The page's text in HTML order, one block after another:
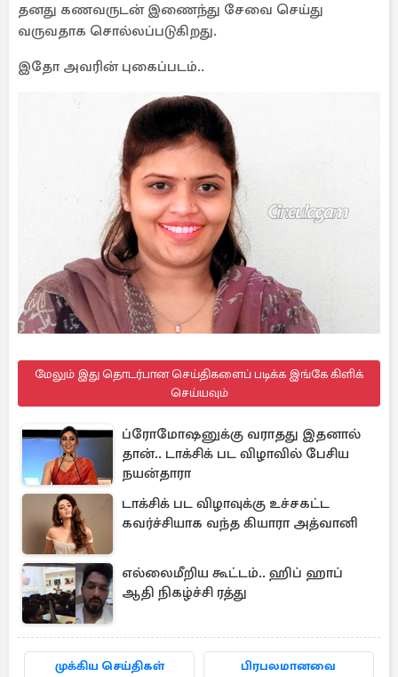
தனது கணவருடன் இணைந்து சேவை செய்து
வருவதாக சொல்லப்படுகிறது.
இதோ அவரின் புகைப்படம்..
மேலும் இது தொடர்பான செய்திகளைப் படிக்க இங்கே கிளிக்
செய்யவும்
ப்ரோமோஷனுக்கு வராதது இதனால்
தான்.. டாக்சிக் பட விழாவில் பேசிய
நயன்தாரா
டாக்சிக் பட விழாவுக்கு உச்சகட்ட
கவர்ச்சியாக வந்த கியாரா அத்வானி
எல்லைமீறிய கூட்டம்.. ஹிப் ஹாப்
ஆதி நிகழ்ச்சி ரத்து
முக்கிய செய்திகள் பிரபலமானவை